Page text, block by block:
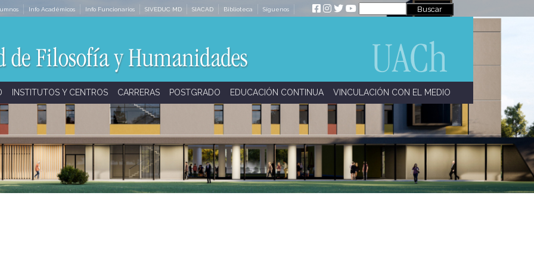
Info Académicos Info Funcionarios SIVEDUC MD SIACAD Biblioteca Síguenos
INSTITUTOS Y CENTROS CARRERAS POSTGRADO EDUCACIÓN CONTINUA VINCULACIÓN CON EL MEDIO